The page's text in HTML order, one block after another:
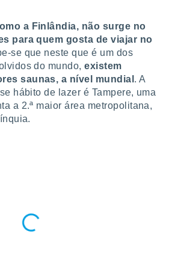
a Finlândia, não surge no
para quem gosta de viajar no
se que neste que é um dos
do mundo,existem
saunas, a nível mundial . A
hábito de lazer é Tampere, uma
a 2.ª maior área metropolitana,